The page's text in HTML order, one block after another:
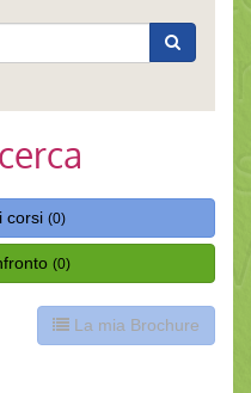
corsi (0)
(0)
La mia Brochure